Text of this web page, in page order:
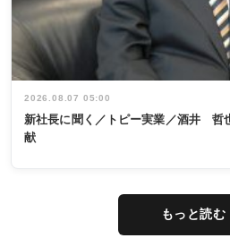
2026.08.07 05:00
新社長に聞く／トピー実業／酒井 哲
献
もっと読む